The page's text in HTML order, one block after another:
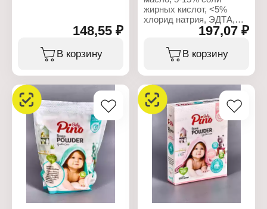
148,55 ₽
В корзину
жирных кислот, <5%
хлорид натрия, ЭДТА,
ароматизатор.
Характеристики:
Бренд: Baby Pino
Назначение: детский
Тип стирки: автомат
Форма выпуска: порошок
Объем: 400 г
197,07 ₽
В корзину